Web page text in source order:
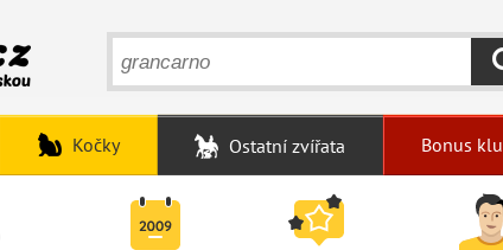
Kočky Ostatní zvířata Bonus